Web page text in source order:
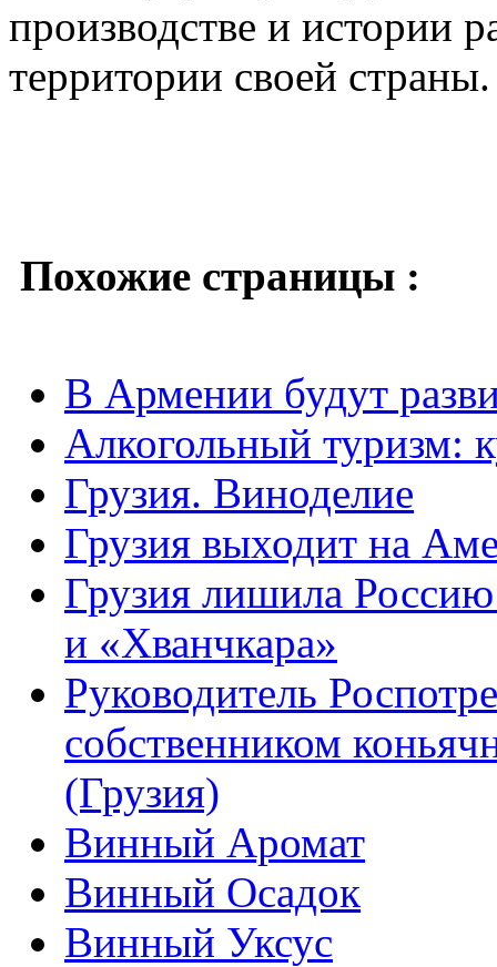
производстве и истории
территории своей страны.
Похожие страницы :
В Армении будут
Алкогольный туризм:
Грузия. Виноделие
Грузия выходит на
Грузия лишила
и «Хванчкара»
Руководитель
собственником
(Грузия)
Винный Аромат
Винный Осадок
Винный Уксус